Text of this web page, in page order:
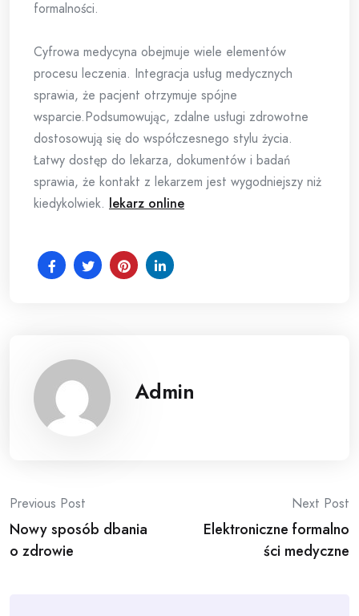
formalności.
Cyfrowa medycyna obejmuje wiele elementów
procesu leczenia. Integracja usług medycznych
sprawia, że pacjent otrzymuje spójne
wsparcie.Podsumowując, zdalne usługi zdrowotne
dostosowują się do współczesnego stylu życia.
Łatwy dostęp do lekarza, dokumentów i badań
sprawia, że kontakt z lekarzem jest wygodniejszy niż
kiedykolwiek. lekarz online
Admin
Post
navigation
Previous Post
Nowy sposób dbania
o zdrowie
Next Post
Elektroniczne formalno
ści medyczne